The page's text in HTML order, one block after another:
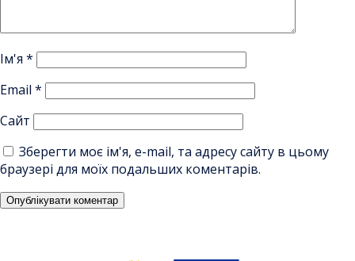
Ім'я *
Email *
Сайт
Зберегти моє ім'я, e-mail, та адресу сайту в цьому
браузері для моїх подальших коментарів.